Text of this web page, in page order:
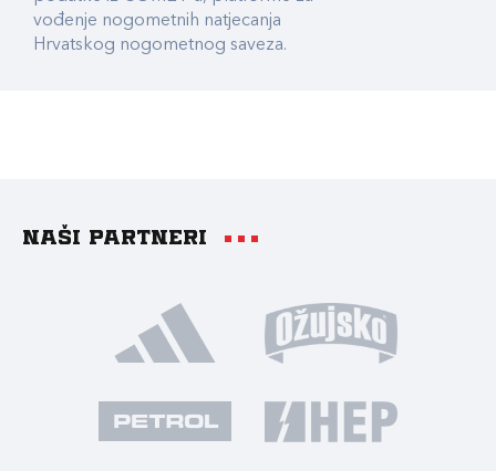
vođenje nogometnih natjecanja
Hrvatskog nogometnog saveza.
Naši partneri